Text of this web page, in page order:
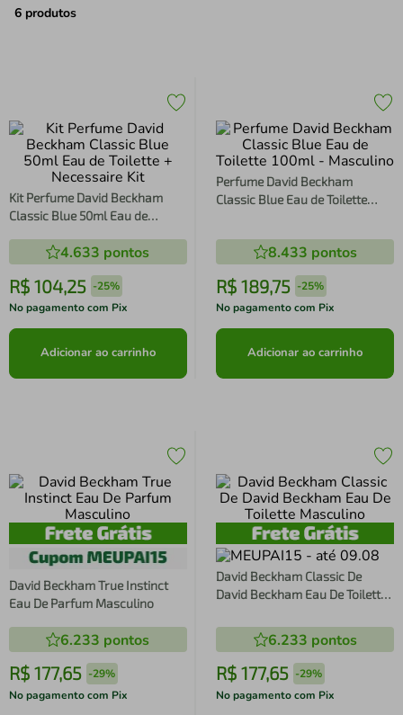
6 produtos
Kit Perfume David Beckham
Classic Blue 50ml Eau de
4.633 pontos
R$ 104,25 -25%
No pagamento com Pix
Adicionar ao carrinho
Perfume David Beckham
Classic Blue Eau de Toilette
8.433 pontos
R$ 189,75 -25%
No pagamento com Pix
Adicionar ao carrinho
David Beckham True Instinct
Eau De Parfum Masculino
6.233 pontos
R$ 177,65 -29%
No pagamento com Pix
David Beckham Classic De
David Beckham Eau De Toilette
6.233 pontos
R$ 177,65 -29%
No pagamento com Pix
4º air fryer